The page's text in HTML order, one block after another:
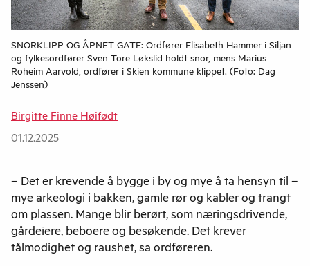
SNORKLIPP OG ÅPNET GATE: Ordfører Elisabeth Hammer i Siljan
og fylkesordfører Sven Tore Løkslid holdt snor, mens Marius
Roheim Aarvold, ordfører i Skien kommune klippet. (Foto: Dag
Jenssen)
Birgitte Finne Høifødt
01.12.2025
– Det er krevende å bygge i by og mye å ta hensyn til –
mye arkeologi i bakken, gamle rør og kabler og trangt
om plassen. Mange blir berørt, som næringsdrivende,
gårdeiere, beboere og besøkende. Det krever
tålmodighet og raushet, sa ordføreren.